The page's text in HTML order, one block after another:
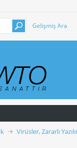
Gelişmiş Ara
Virüsler, Zararlı